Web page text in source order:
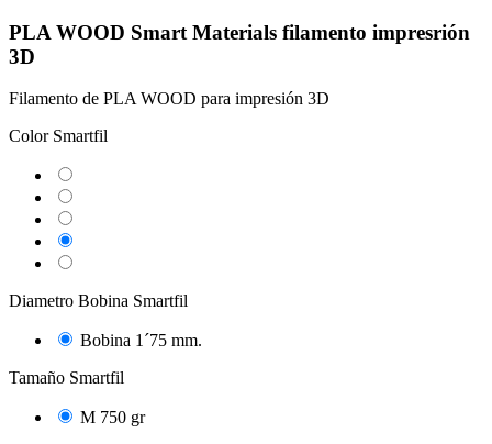
PLA WOOD Smart Materials filamento impresrión
3D
Filamento de PLA WOOD para impresión 3D
Color Smartfil
Diametro Bobina Smartfil
Bobina 1´75 mm.
Tamaño Smartfil
M 750 gr